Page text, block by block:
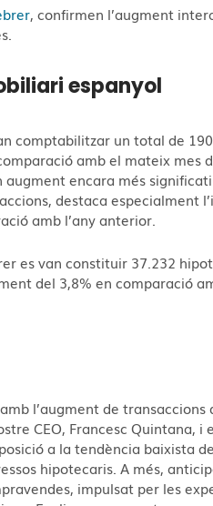
, confirmen l’augment
espanyol
comptabilitzar un total de
amb el mateix mes
encara més
destaca especialment
amb l’any anterior.
es van constituir 37.232
del 3,8% en comparació
l’augment de transaccions
CEO, Francesc Quintana, i
a la tendència baixista
hipotecaris. A més,
impulsat per les